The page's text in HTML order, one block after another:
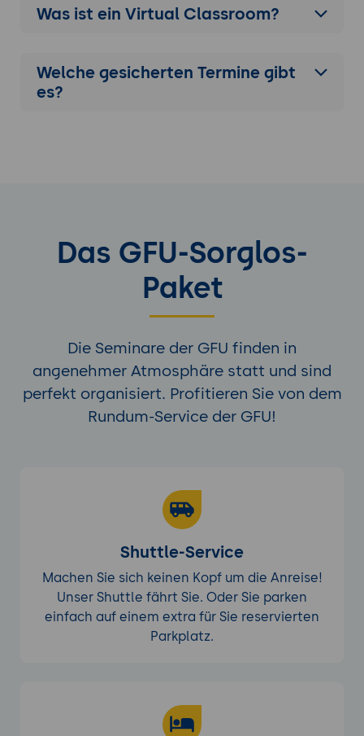
Was ist ein Virtual Classroom?
Welche gesicherten Termine gibt
es?
Das GFU-Sorglos-
Paket
Die Seminare der GFU finden in
angenehmer Atmosphäre statt und sind
perfekt organisiert. Profitieren Sie von dem
Rundum-Service der GFU!
Shuttle-Service
Machen Sie sich keinen Kopf um die Anreise!
Unser Shuttle fährt Sie. Oder Sie parken
einfach auf einem extra für Sie reservierten
Parkplatz.